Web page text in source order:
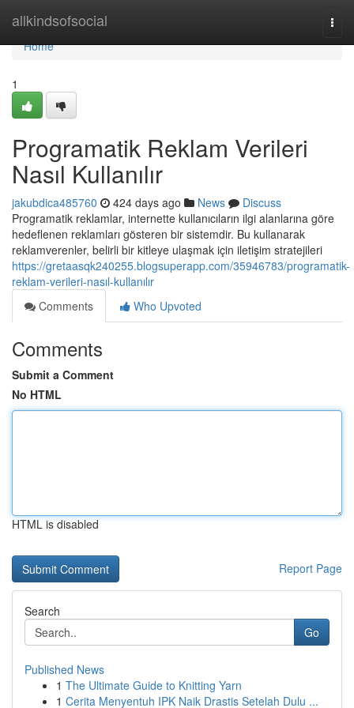
allkindsofsocial
Home
Home
1
Programatik Reklam Verileri
Nasıl Kullanılır
jakubdica485760 424 days ago News
Discuss
Programatik reklamlar, internette kullanıcıların ilgi alanlarına göre
hedeflenen reklamları gösteren bir sistemdir. Bu kullanarak
reklamverenler, belirli bir kitleye ulaşmak için iletişim stratejileri
https://gretaasqk240255.blogsuperapp.com/35946783/programatik-
reklam-verileri-nasıl-kullanılır
Comments
Who Upvoted
Comments
Submit a Comment
No HTML
HTML is disabled
Report Page
Search
Go
Published News
1 The Ultimate Guide to Knitting Yarn
1 Cerita Menyentuh IPK Naik Drastis Setelah Dulu ...